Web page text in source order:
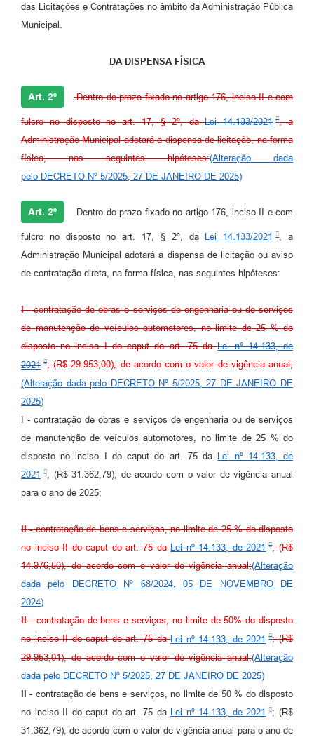
das Licitações e Contratações no âmbito da Administração Pública
Municipal.
DA DISPENSA FÍSICA
Art. 2º Dentro do prazo fixado no artigo 176, inciso II e com
fulcro no disposto no art. 17, § 2º, daLei 14.133/2021 , a
Administração Municipal adotará a dispensa de licitação, na forma
física, nas seguintes hipóteses:(Alteração dada
pelo DECRETO Nº 5/2025, 27 DE JANEIRO DE 2025)
Art. 2º Dentro do prazo fixado no artigo 176, inciso II e com
fulcro no disposto no art. 17, § 2º, da Lei 14.133/2021
, a
Administração Municipal adotará a dispensa de licitação ou aviso
de contratação direta, na forma física, nas seguintes hipóteses:
I -contratação de obras e serviços de engenharia ou de serviços
de manutenção de veículos automotores, no limite de 25 % do
disposto no inciso I do caput do art. 75 daLei nº 14.133, de
2021 ; (R$ 29.953,00), de acordo com o valor de vigência anual;
(Alteração dada pelo DECRETO Nº 5/2025, 27 DE JANEIRO DE
2025)
I - contratação de obras e serviços de engenharia ou de serviços
de manutenção de veículos automotores, no limite de 25 % do
disposto no inciso I do caput do art. 75 da
Lei nº 14.133, de
2021
; (R$ 31.362,79), de acordo com o valor de vigência anual
para o ano de 2025;
II -contratação de bens e serviços, no limite de 25 % do disposto
no inciso II do caput do art. 75 daLei nº 14.133, de 2021 ; (R$
14.976,50), de acordo com o valor de vigência anual;(Alteração
dada pelo DECRETO Nº 68/2024, 05 DE NOVEMBRO DE
2024)
II- contratação de bens e serviços, no limite de 50% do disposto
no inciso II do caput do art. 75 daLei nº 14.133, de 2021 ; (R$
29.953,01), de acordo com o valor de vigência anual;(Alteração
dada pelo DECRETO Nº 5/2025, 27 DE JANEIRO DE 2025)
- contratação de bens e serviços, no limite de 50 % do disposto
no inciso II do caput do art. 75 da Lei nº 14.133, de 2021
; (R$
31.362,79), de acordo com o valor de vigência anual para o ano de